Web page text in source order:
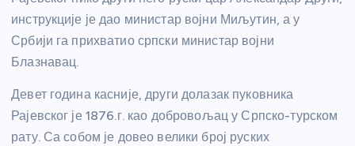
инструкције је дао министар војни Миљутин, а у
Србији га прихватио српски министар војни
Блазнавац.
Девет година касније, други долазак пуковника
Рајевског је 1876.г. као добровољац у Српско-турском
рату. Са собом је довео велики број руских